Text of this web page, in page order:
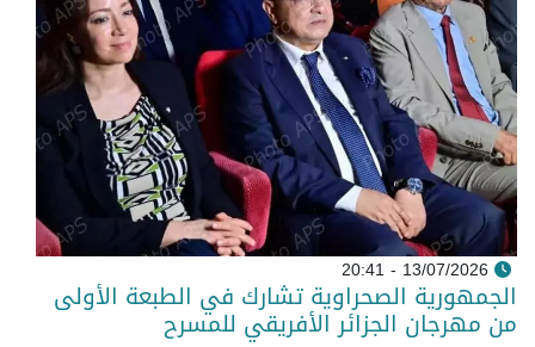
13/07/2026 - 20:41
الجمهورية الصحراوية تشارك في الطبعة الأولى
من مهرجان الجزائر الأفريقي للمسرح